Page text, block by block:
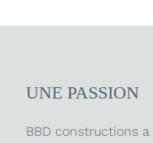
UNE PASSION
BBD constructions